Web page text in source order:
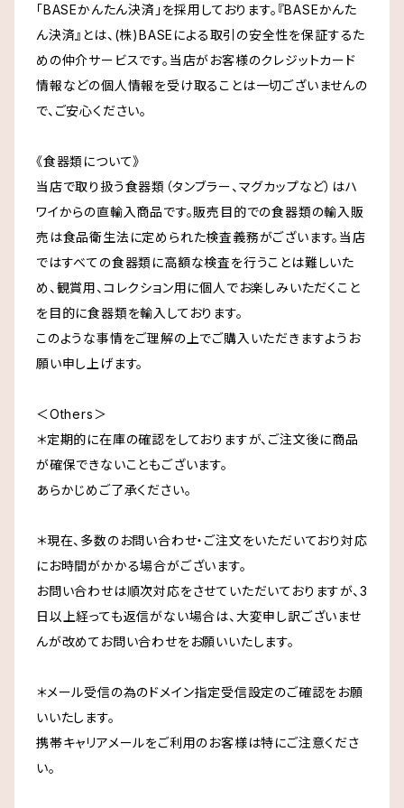
「BASEかんたん決済」を採用しております。『BASEかんた
ん決済』とは、(株)BASEによる取引の安全性を保証するた
めの仲介サービスです。当店がお客様のクレジットカード
情報などの個人情報を受け取ることは一切ございませんの
で、ご安心ください。
《食器類について》
当店で取り扱う食器類（タンブラー、マグカップなど）はハ
ワイからの直輸入商品です。販売目的での食器類の輸入販
売は食品衛生法に定められた検査義務がございます。当店
ではすべての食器類に高額な検査を行うことは難しいた
め、観賞用、コレクション用に個人でお楽しみいただくこと
を目的に食器類を輸入しております。
このような事情をご理解の上でご購入いただきますようお
願い申し上げます。
＜Others＞
＊定期的に在庫の確認をしておりますが、ご注文後に商品
が確保できないこともございます。
あらかじめご了承ください。
＊現在、多数のお問い合わせ・ご注文をいただいており対応
にお時間がかかる場合がございます。
お問い合わせは順次対応をさせていただいておりますが、3
日以上経っても返信がない場合は、大変申し訳ございませ
んが改めてお問い合わせをお願いいたします。
＊メール受信の為のドメイン指定受信設定のご確認をお願
いいたします。
携帯キャリアメールをご利用のお客様は特にご注意くださ
い。